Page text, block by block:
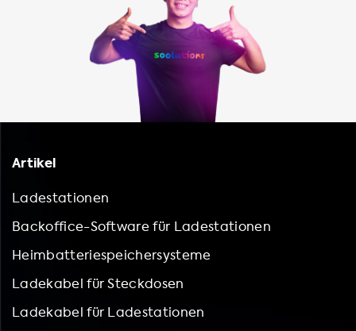
Artikel
Ladestationen
Backoffice-Software für Ladestationen
Heimbatteriespeichersysteme
Ladekabel für Steckdosen
Ladekabel für Ladestationen